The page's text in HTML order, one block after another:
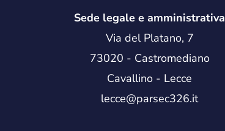
Sede legale e amministrativa
Via del Platano, 7
73020 - Castromediano
Cavallino - Lecce
lecce@parsec326.it